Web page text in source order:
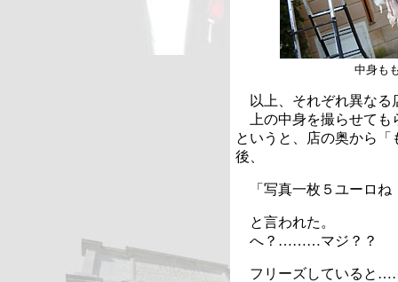
中身も
以上、それぞれ異なる
上の中身を撮らせても
というと、店の奥から
後、
「写真一枚５ユーロね
と言われた。
へ？………マジ？？
フリーズしていると